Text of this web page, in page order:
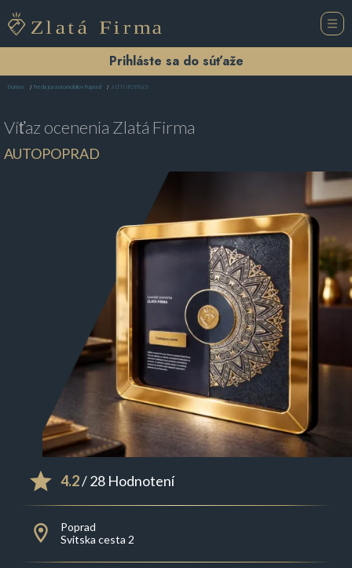
Prihláste sa do súťaže
Domov Predajca automobilov Poprad AUTOPOPRAD
Víťaz ocenenia Zlatá Firma
AUTOPOPRAD
4.2/ 28 Hodnotení
Poprad
Svitska cesta 2